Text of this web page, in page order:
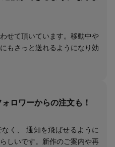
せて頂いています。移動中や
もさっと送れるようになり効
ロワーからの注文も！
く、 通知を飛ばせるように
しいです。新作のご案内や再